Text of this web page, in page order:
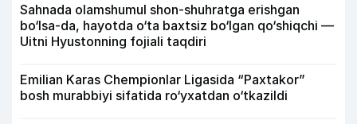
Sahnada olamshumul shon-shuhratga erishgan
bo‘lsa-da, hayotda o‘ta baxtsiz bo‘lgan qo‘shiqchi —
Uitni Hyustonning fojiali taqdiri
Emilian Karas Chempionlar Ligasida “Paxtakor”
bosh murabbiyi sifatida ro‘yxatdan o‘tkazildi